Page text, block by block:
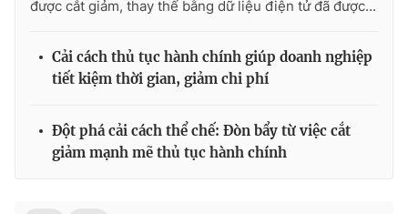
được cắt giảm, thay thế bằng dữ liệu điện tử đã được...
Cải cách thủ tục hành chính giúp doanh nghiệp
tiết kiệm thời gian, giảm chi phí
Đột phá cải cách thể chế: Đòn bẩy từ việc cắt
giảm mạnh mẽ thủ tục hành chính